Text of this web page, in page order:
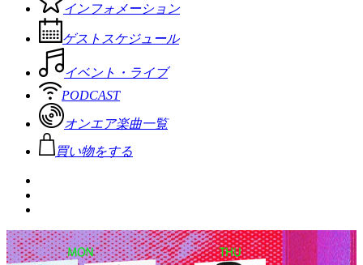
インフォメーション
ゲストスケジュール
イベント・ライブ
PODCAST
オンエア楽曲一覧
買い物をする